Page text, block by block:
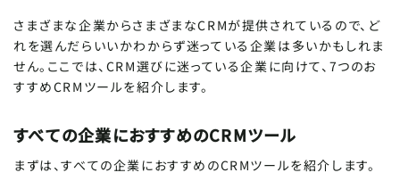
さまざまな企業からさまざまなCRMが提供されているので、ど
れを選んだらいいかわからず迷っている企業は多いかもしれま
せん。ここでは、CRM選びに迷っている企業に向けて、7つのお
すすめCRMツールを紹介します。
すべての企業におすすめのCRMツール
まずは、すべての企業におすすめのCRMツールを紹介します。